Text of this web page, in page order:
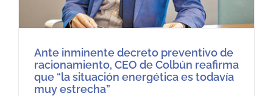
Ante inminente decreto preventivo de
racionamiento, CEO de Colbún reafirma
que “la situación energética es todavía
muy estrecha”